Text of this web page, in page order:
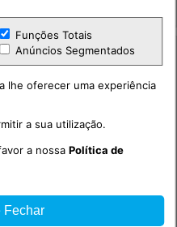
Funções Totais
Anúncios Segmentados
lhe oferecer uma experiência
a sua utilização.
a nossaPolítica de
Fechar